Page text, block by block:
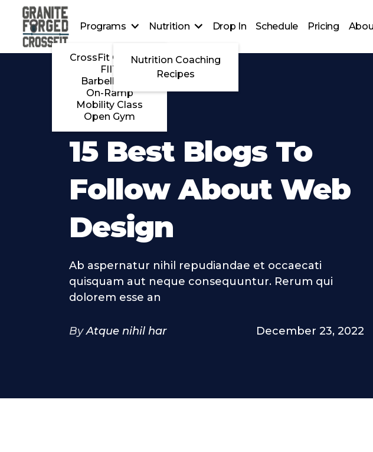
Programs
CrossFit Classes
FIIT
Barbell Club
On-Ramp
Mobility Class
Open Gym
Nutrition
Nutrition Coaching
Recipes
Drop In Schedule Pricing
15 Best Blogs To
Follow About Web
Design
Ab aspernatur nihil repudiandae et occaecati
quisquam aut neque consequuntur. Rerum qui
dolorem esse an
By Atque nihil har December 23, 2022